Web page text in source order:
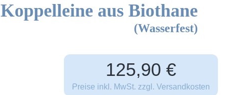
Koppelleine aus Biothane
(Wasserfest)
Regulärer Preis:
125,90 €
Preise inkl. MwSt. zzgl. Versandkosten